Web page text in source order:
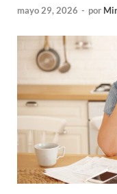
mayo 29, 2026 - por